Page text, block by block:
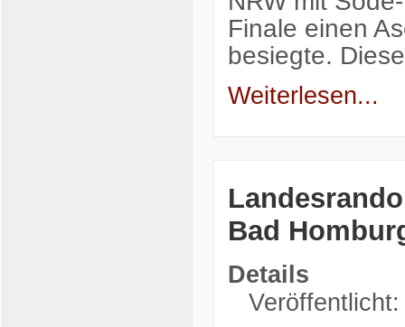
Finale einen
besiegte.
Weiterlesen...
Bad
Details